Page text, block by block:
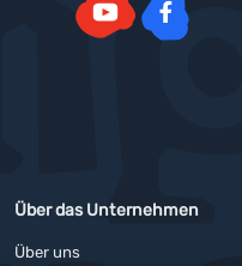
Über das Unternehmen
Über uns